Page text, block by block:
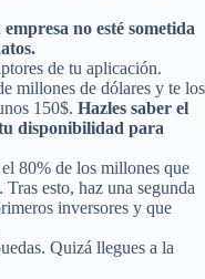
empresa no esté sometida
de tu aplicación.
millones de dólares y te los
150$. Hazles saber el
disponibilidad para
80% de los millones que
esto, haz una segunda
inversores y que
Quizá llegues a la